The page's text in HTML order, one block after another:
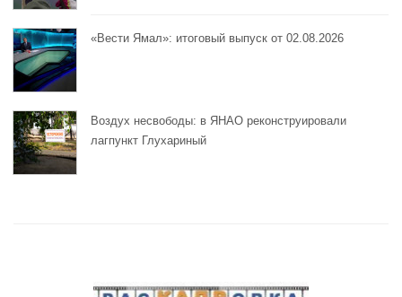
«Вести Ямал»: итоговый выпуск от 02.08.2026
Воздух несвободы: в ЯНАО реконструировали
лагпункт Глухариный